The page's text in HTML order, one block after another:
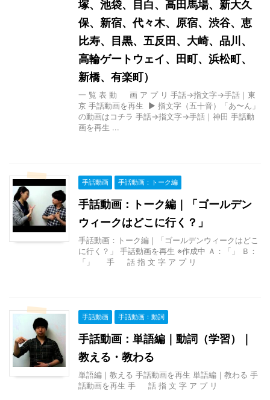
塚、池袋、目白、高田馬場、新大久
保、新宿、代々木、原宿、渋谷、恵
比寿、目黒、五反田、大崎、品川、
高輪ゲートウェイ、田町、浜松町、
新橋、有楽町）
一 覧 表 動 画 ア プ リ 手話→指文字→手話｜東
京 手話動画を再生 ▶ 指文字（五十音）「あ〜ん」
の動画はコチラ 手話→指文字→手話｜神田 手話動
画を再生 ...
手話動画 手話動画：トーク編
手話動画：トーク編｜「ゴールデン
ウィークはどこに行く？」
手話動画：トーク編｜「ゴールデンウィークはどこ
に行く？」 手話動画を再生 ※作成中 Ａ：「」 Ｂ：
「」 手 話 指 文 字 ア プ リ
手話動画 手話動画：動詞
手話動画：単語編｜動詞（学習）｜
教える・教わる
単語編｜教える 手話動画を再生 単語編｜教わる 手
話動画を再生 手 話 指 文 字 ア プ リ